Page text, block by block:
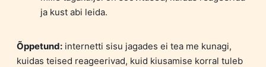
ja kust abi leida.
Õppetund: internetti sisu jagades ei tea me kunagi,
kuidas teised reageerivad, kuid kiusamise korral tuleb